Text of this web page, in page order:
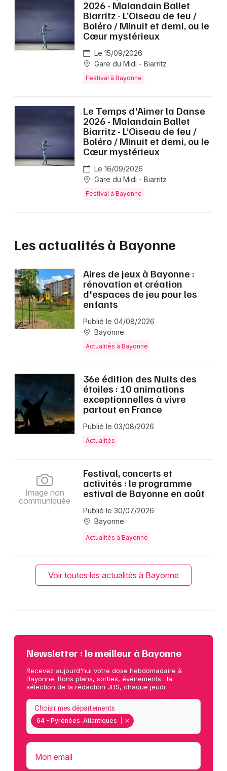
2026 - Malandain Ballet
Biarritz - L’Oiseau de feu /
Boléro / Minuit et demi, ou le
Cœur mystérieux
Le 15/09/2026
Gare du Midi - Biarritz
Festival à Bayonne
Le Temps d'Aimer la Danse
2026 - Malandain Ballet
Biarritz - L’Oiseau de feu /
Boléro / Minuit et demi, ou le
Cœur mystérieux
Le 16/09/2026
Gare du Midi - Biarritz
Festival à Bayonne
Les actualités à Bayonne
Aires de jeux à Bayonne :
rénovation et création
d'espaces de jeu pour les
enfants
Publié le 04/08/2026
Bayonne
Actualités à Bayonne
36e édition des Nuits des
étoiles : 10 animations
exceptionnelles à vivre
partout en France
Publié le 03/08/2026
Actualités
Festival, concerts et
activités : le programme
estival de Bayonne en août
Publié le 30/07/2026
Bayonne
Actualités à Bayonne
Image non
communiquée
Voir toutes les actualités à Bayonne
Newsletter : le meilleur à Bayonne
Recevez aujourd'hui votre dose hebdomadaire à
Bayonne. Bons plans, sorties, événements : la
sélection de la rédaction JDS, chaque jeudi.
64 - Pyrénées-Atlantiques
Choisir mes départements
Mon email